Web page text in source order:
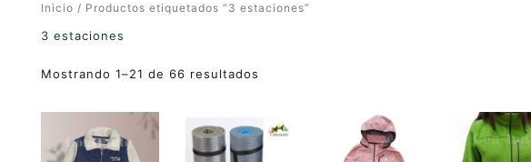
Inicio / Productos etiquetados “3 estaciones”
3 estaciones
Mostrando 1–21 de 66 resultados
producto
tiene
producto
tiene
El
era: